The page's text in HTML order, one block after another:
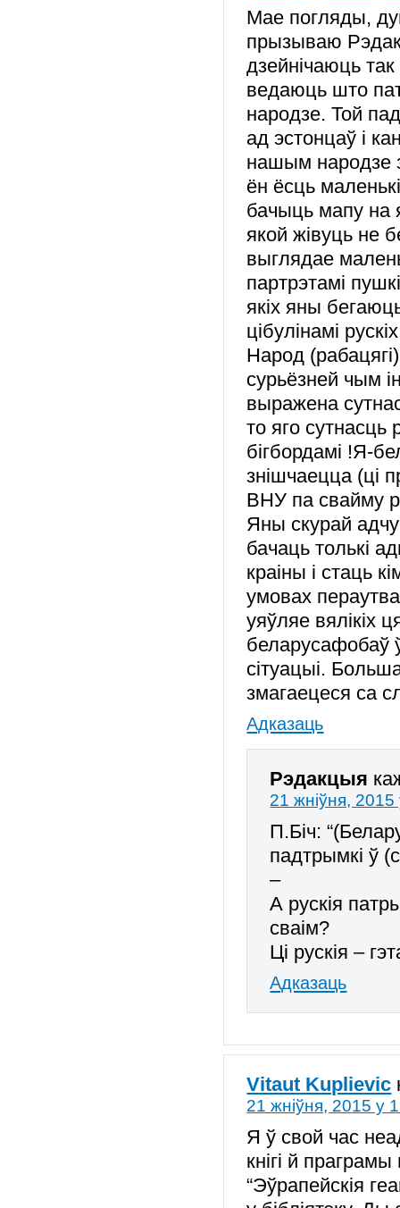
Мае погляды,
прызываю
дзейнічаюць
ведаюць што
народзе. Той
ад эстонцаў і
нашым народзе
ён ёсць
бачыць мапу на
якой жівуць не
выглядае
партрэтамі
якіх яны
цібулінамі
Народ
сурьёзней чым
выражена
то яго сутнасць
бігбордамі !Я-
знішчаецца (ці
ВНУ па свайму
Яны скурай
бачаць толькі
краіны і стаць
умовах
уяўляе вялікіх
беларусафобаў
сітуацыі.
змагаецеся са
Адказаць
Рэдакцыя
21 жніўня,
П.Біч:
падтрымкі ў
–
А рускія
сваім?
Ці рускія –
Адказаць
Vitaut Kuplievic
21 жніўня, 2015 у
Я ў свой час
кнігі й
“Эўрапейскія